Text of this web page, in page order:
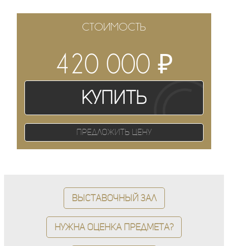
СТОИМОСТЬ
420 000 ₽
Купить
Предложить цену
Выставочный зал
Нужна оценка предмета?